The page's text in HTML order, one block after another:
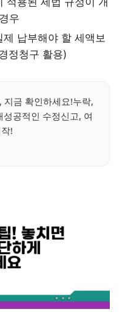
우
제 납부해야 할 세액보
정청구 활용)
지금 확인하세요!누락,
공적인 수정신고, 여
!